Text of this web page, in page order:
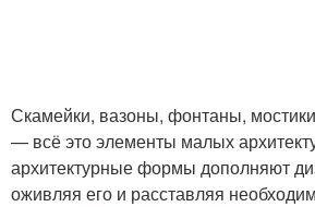
Скамейки, вазоны, фонтаны,
— всё это элементы малых
архитектурные формы дополняют
оживляя его и расставляя